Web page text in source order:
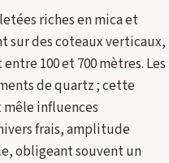
riches en mica et
sur des coteaux verticaux,
100 et 700 mètres. Les
de quartz ; cette
influences
frais, amplitude
obligeant souvent un